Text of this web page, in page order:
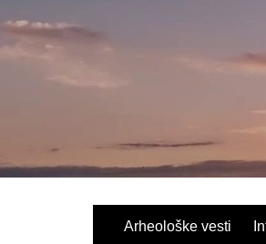
Arheološke vesti